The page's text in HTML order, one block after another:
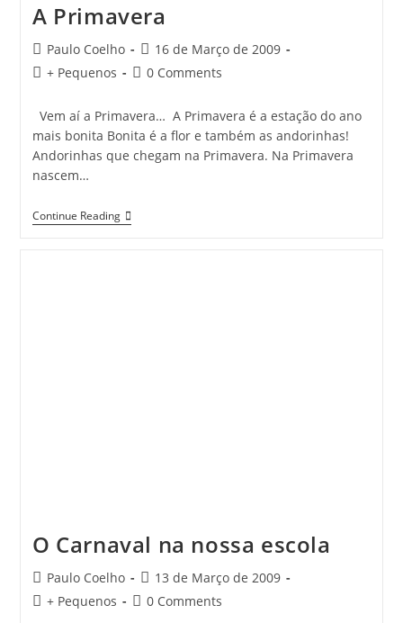
A Primavera
Post
author:
Paulo Coelho
Post
published:
16 de Março de 2009
Post+ Pequenos
Post0 Comments
Vem aí a Primavera… A Primavera é a estação do ano
mais bonita Bonita é a flor e também as andorinhas!
Andorinhas que chegam na Primavera. Na Primavera
nascem…
Continue ReadingA
Primavera
O Carnaval na nossa escola
Post
author:
Paulo Coelho
Post
published:
13 de Março de 2009
Post+ Pequenos
Post0 Comments